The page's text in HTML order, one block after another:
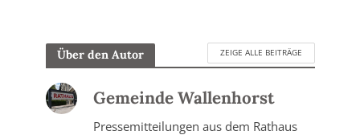
Über den Autor ZEIGE ALLE BEITRÄGE
Gemeinde Wallenhorst
Pressemitteilungen aus dem Rathaus